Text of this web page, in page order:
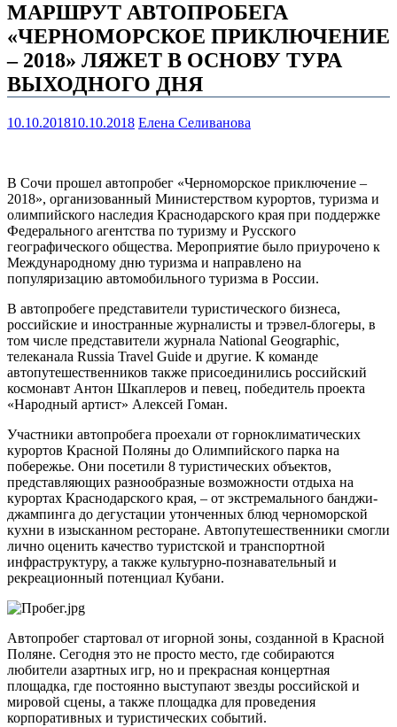
МАРШРУТ АВТОПРОБЕГА
«ЧЕРНОМОРСКОЕ ПРИКЛЮЧЕНИЕ
– 2018» ЛЯЖЕТ В ОСНОВУ ТУРА
ВЫХОДНОГО ДНЯ
10.10.201810.10.2018 Елена Селиванова
В Сочи прошел автопробег «Черноморское приключение –
2018», организованный Министерством курортов, туризма и
олимпийского наследия Краснодарского края при поддержке
Федерального агентства по туризму и Русского
географического общества. Мероприятие было приурочено к
Международному дню туризма и направлено на
популяризацию автомобильного туризма в России.
В автопробеге представители туристического бизнеса,
российские и иностранные журналисты и трэвел-блогеры, в
том числе представители журнала National Geographic,
телеканала Russia Travel Guide и другие. К команде
автопутешественников также присоединились российский
космонавт Антон Шкаплеров и певец, победитель проекта
«Народный артист» Алексей Гоман.
Участники автопробега проехали от горноклиматических
курортов Красной Поляны до Олимпийского парка на
побережье. Они посетили 8 туристических объектов,
представляющих разнообразные возможности отдыха на
курортах Краснодарского края, – от экстремального банджи-
джампинга до дегустации утонченных блюд черноморской
кухни в изысканном ресторане. Автопутешественники смогли
лично оценить качество туристской и транспортной
инфраструктуру, а также культурно-познавательный и
рекреационный потенциал Кубани.
Автопробег стартовал от игорной зоны, созданной в Красной
Поляне. Сегодня это не просто место, где собираются
любители азартных игр, но и прекрасная концертная
площадка, где постоянно выступают звезды российской и
мировой сцены, а также площадка для проведения
корпоративных и туристических событий.